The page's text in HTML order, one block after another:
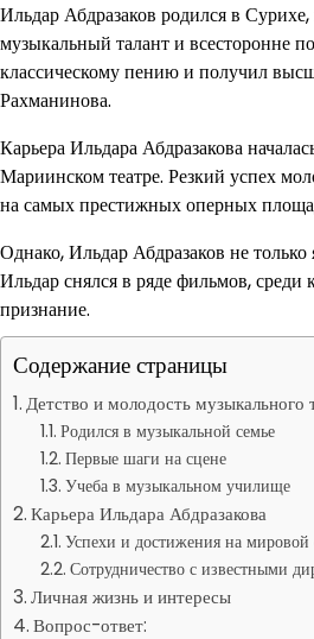
Ильдар Абдразаков родился в
музыкальный талант и всесторонне
классическому пению и получил
Рахманинова.
Карьера Ильдара Абдразакова
Мариинском театре. Резкий успех
на самых престижных оперных
Однако, Ильдар Абдразаков не
Ильдар снялся в ряде фильмов, среди
признание.
Содержание страницы
Детство и молодость музыкального
Родился в музыкальной семье
Первые шаги на сцене
Учеба в музыкальном училище
Карьера Ильдара Абдразакова
Успехи и достижения на мировой
Сотрудничество с известными
Личная жизнь и интересы
Вопрос-ответ: